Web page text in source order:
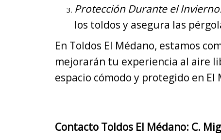
Protección Durante el
los toldos y asegura las
En Toldos El Médano, estamos
mejorarán tu experiencia al aire
espacio cómodo y protegido en El
Contacto Toldos El Médano: C.